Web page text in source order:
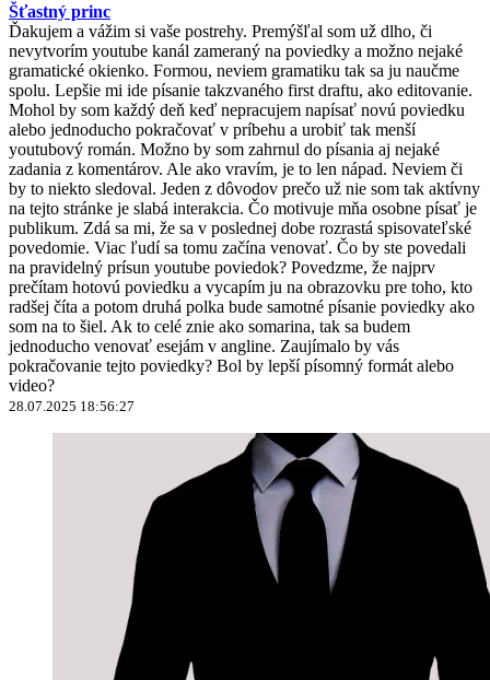
Šťastný princ
Ďakujem a vážim si vaše postrehy. Premýšľal som už dlho, či
nevytvorím youtube kanál zameraný na poviedky a možno nejaké
gramatické okienko. Formou, neviem gramatiku tak sa ju naučme
spolu. Lepšie mi ide písanie takzvaného first draftu, ako editovanie.
Mohol by som každý deň keď nepracujem napísať novú poviedku
alebo jednoducho pokračovať v príbehu a urobiť tak menší
youtubový román. Možno by som zahrnul do písania aj nejaké
zadania z komentárov. Ale ako vravím, je to len nápad. Neviem či
by to niekto sledoval. Jeden z dôvodov prečo už nie som tak aktívny
na tejto stránke je slabá interakcia. Čo motivuje mňa osobne písať je
publikum. Zdá sa mi, že sa v poslednej dobe rozrastá spisovateľské
povedomie. Viac ľudí sa tomu začína venovať. Čo by ste povedali
na pravidelný prísun youtube poviedok? Povedzme, že najprv
prečítam hotovú poviedku a vycapím ju na obrazovku pre toho, kto
radšej číta a potom druhá polka bude samotné písanie poviedky ako
som na to šiel. Ak to celé znie ako somarina, tak sa budem
jednoducho venovať esejám v angline. Zaujímalo by vás
pokračovanie tejto poviedky? Bol by lepší písomný formát alebo
video?
28.07.2025 18:56:27